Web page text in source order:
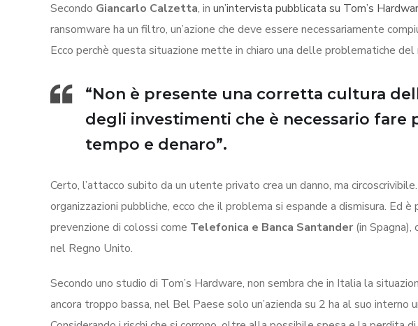
Secondo Giancarlo Calzetta, in un’intervista pubblicata su Tom’s
ransomware ha un filtro, un’azione che deve essere necessariamente
Ecco perchè questa situazione mette in chiaro una delle problematiche
“Non è presente una corretta cultura
degli investimenti che è necessario fare
tempo e denaro”.
Certo, l’attacco subito da un utente privato crea un danno, ma
organizzazioni pubbliche, ecco che il problema si espande a dismisura. Ed
prevenzione di colossi come Telefonica e Banca Santander (in Spagna),
nel Regno Unito.
Secondo uno studio di Tom’s Hardware, non sembra che in Italia la
ancora troppo bassa, nel Bel Paese solo un’azienda su 2 ha al suo interno